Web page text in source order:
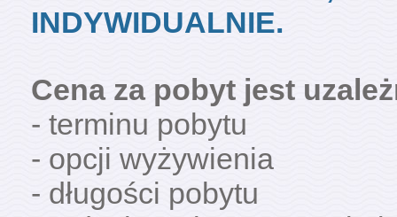
INDYWIDUALNIE.
Cena za pobyt jest
- terminu pobytu
- opcji wyżywienia
- długości pobytu